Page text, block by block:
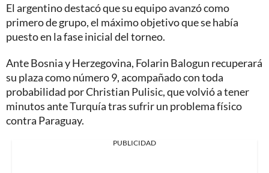
El argentino destacó que su equipo avanzó como
primero de grupo, el máximo objetivo que se había
puesto en la fase inicial del torneo.
Ante Bosnia y Herzegovina, Folarin Balogun recuperará
su plaza como número 9, acompañado con toda
probabilidad por Christian Pulisic, que volvió a tener
minutos ante Turquía tras sufrir un problema físico
contra Paraguay.
PUBLICIDAD